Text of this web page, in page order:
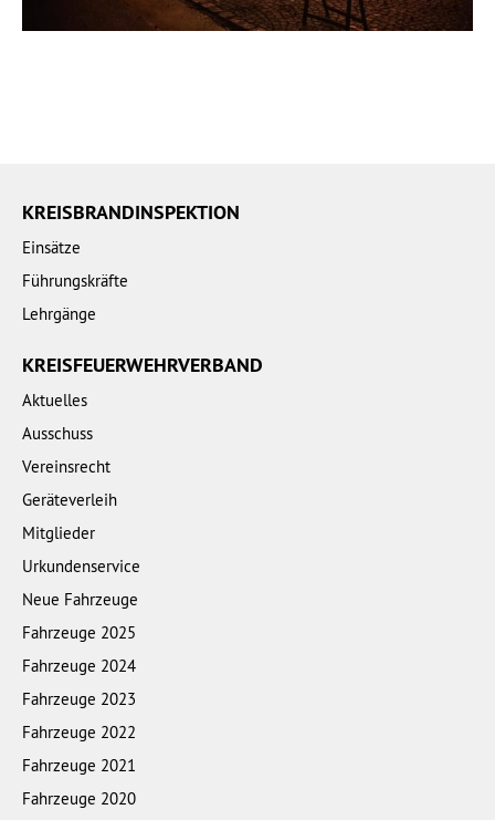
KREISBRANDINSPEKTION
Einsätze
Führungskräfte
Lehrgänge
KREISFEUERWEHRVERBAND
Aktuelles
Ausschuss
Vereinsrecht
Geräteverleih
Mitglieder
Urkundenservice
Neue Fahrzeuge
Fahrzeuge 2025
Fahrzeuge 2024
Fahrzeuge 2023
Fahrzeuge 2022
Fahrzeuge 2021
Fahrzeuge 2020